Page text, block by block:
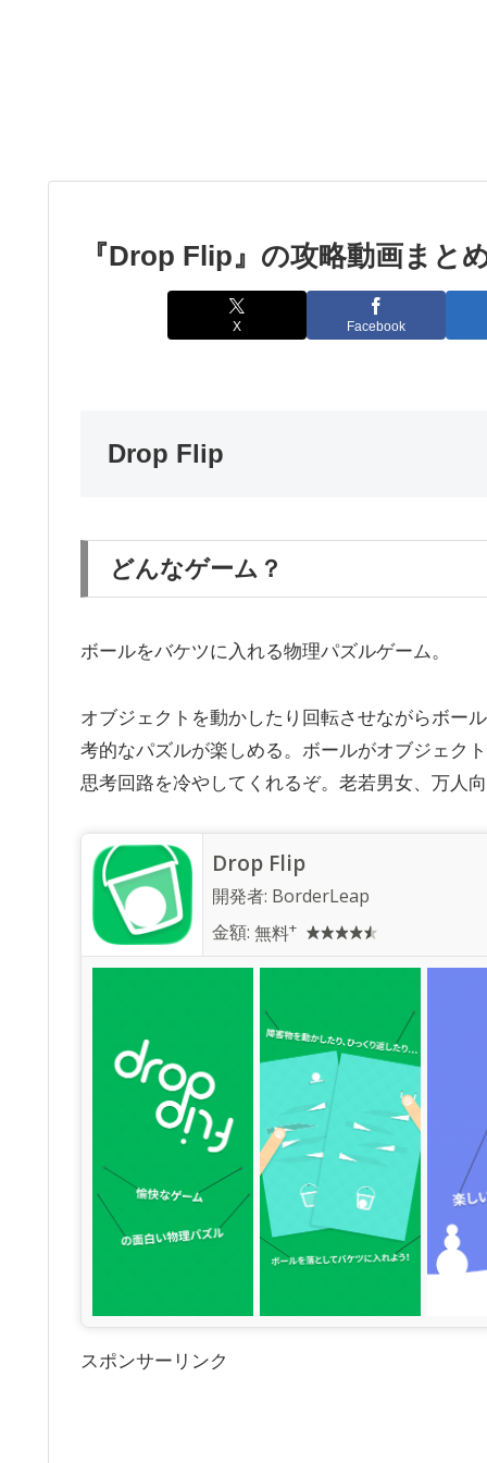
『Drop Flip』の攻略動画まと
X Facebook
Drop Flip
どんなゲーム？
ボールをバケツに入れる物理パズルゲーム。
オブジェクトを動かしたり回転させながらボー
考的なパズルが楽しめる。ボールがオブジェク
思考回路を冷やしてくれるぞ。老若男女、万人
Drop Flip
開発者: BorderLeap
金額: 無料+
スポンサーリンク